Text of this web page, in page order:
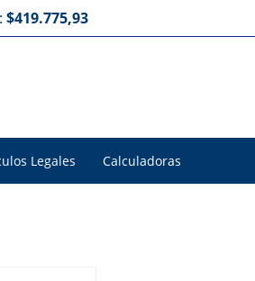
$419.775,93
Legales Calculadoras